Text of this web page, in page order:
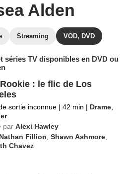
Alden
Streaming VOD, DVD
séries TV disponibles en DVD ou
: le flic de Los
sortie inconnue | 42 min | Drame
par Alexi Hawley
Nathan Fillion ,Shawn Ashmore
Chavez